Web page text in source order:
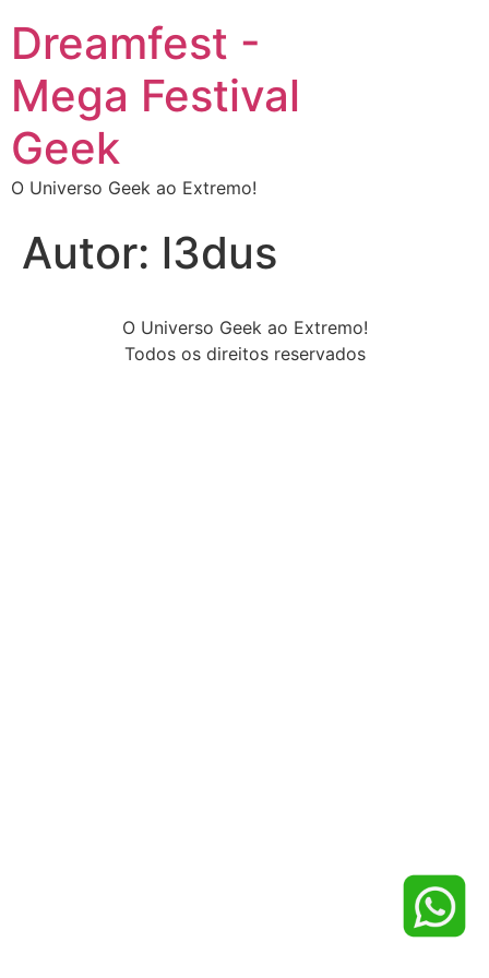
Dreamfest -
Mega Festival
Geek
O Universo Geek ao Extremo!
Autor: l3dus
O Universo Geek ao Extremo!
Todos os direitos reservados